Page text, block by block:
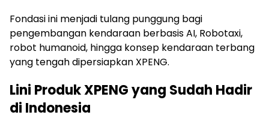
Fondasi ini menjadi tulang punggung bagi
pengembangan kendaraan berbasis AI, Robotaxi,
robot humanoid, hingga konsep kendaraan terbang
yang tengah dipersiapkan XPENG.
Lini Produk XPENG yang Sudah Hadir
di Indonesia